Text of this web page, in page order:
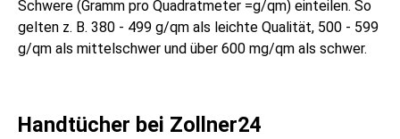
Schwere (Gramm pro Quadratmeter =g/qm) einteilen. So
gelten z. B. 380 - 499 g/qm als leichte Qualität, 500 - 599
g/qm als mittelschwer und über 600 mg/qm als schwer.
Handtücher bei Zollner24